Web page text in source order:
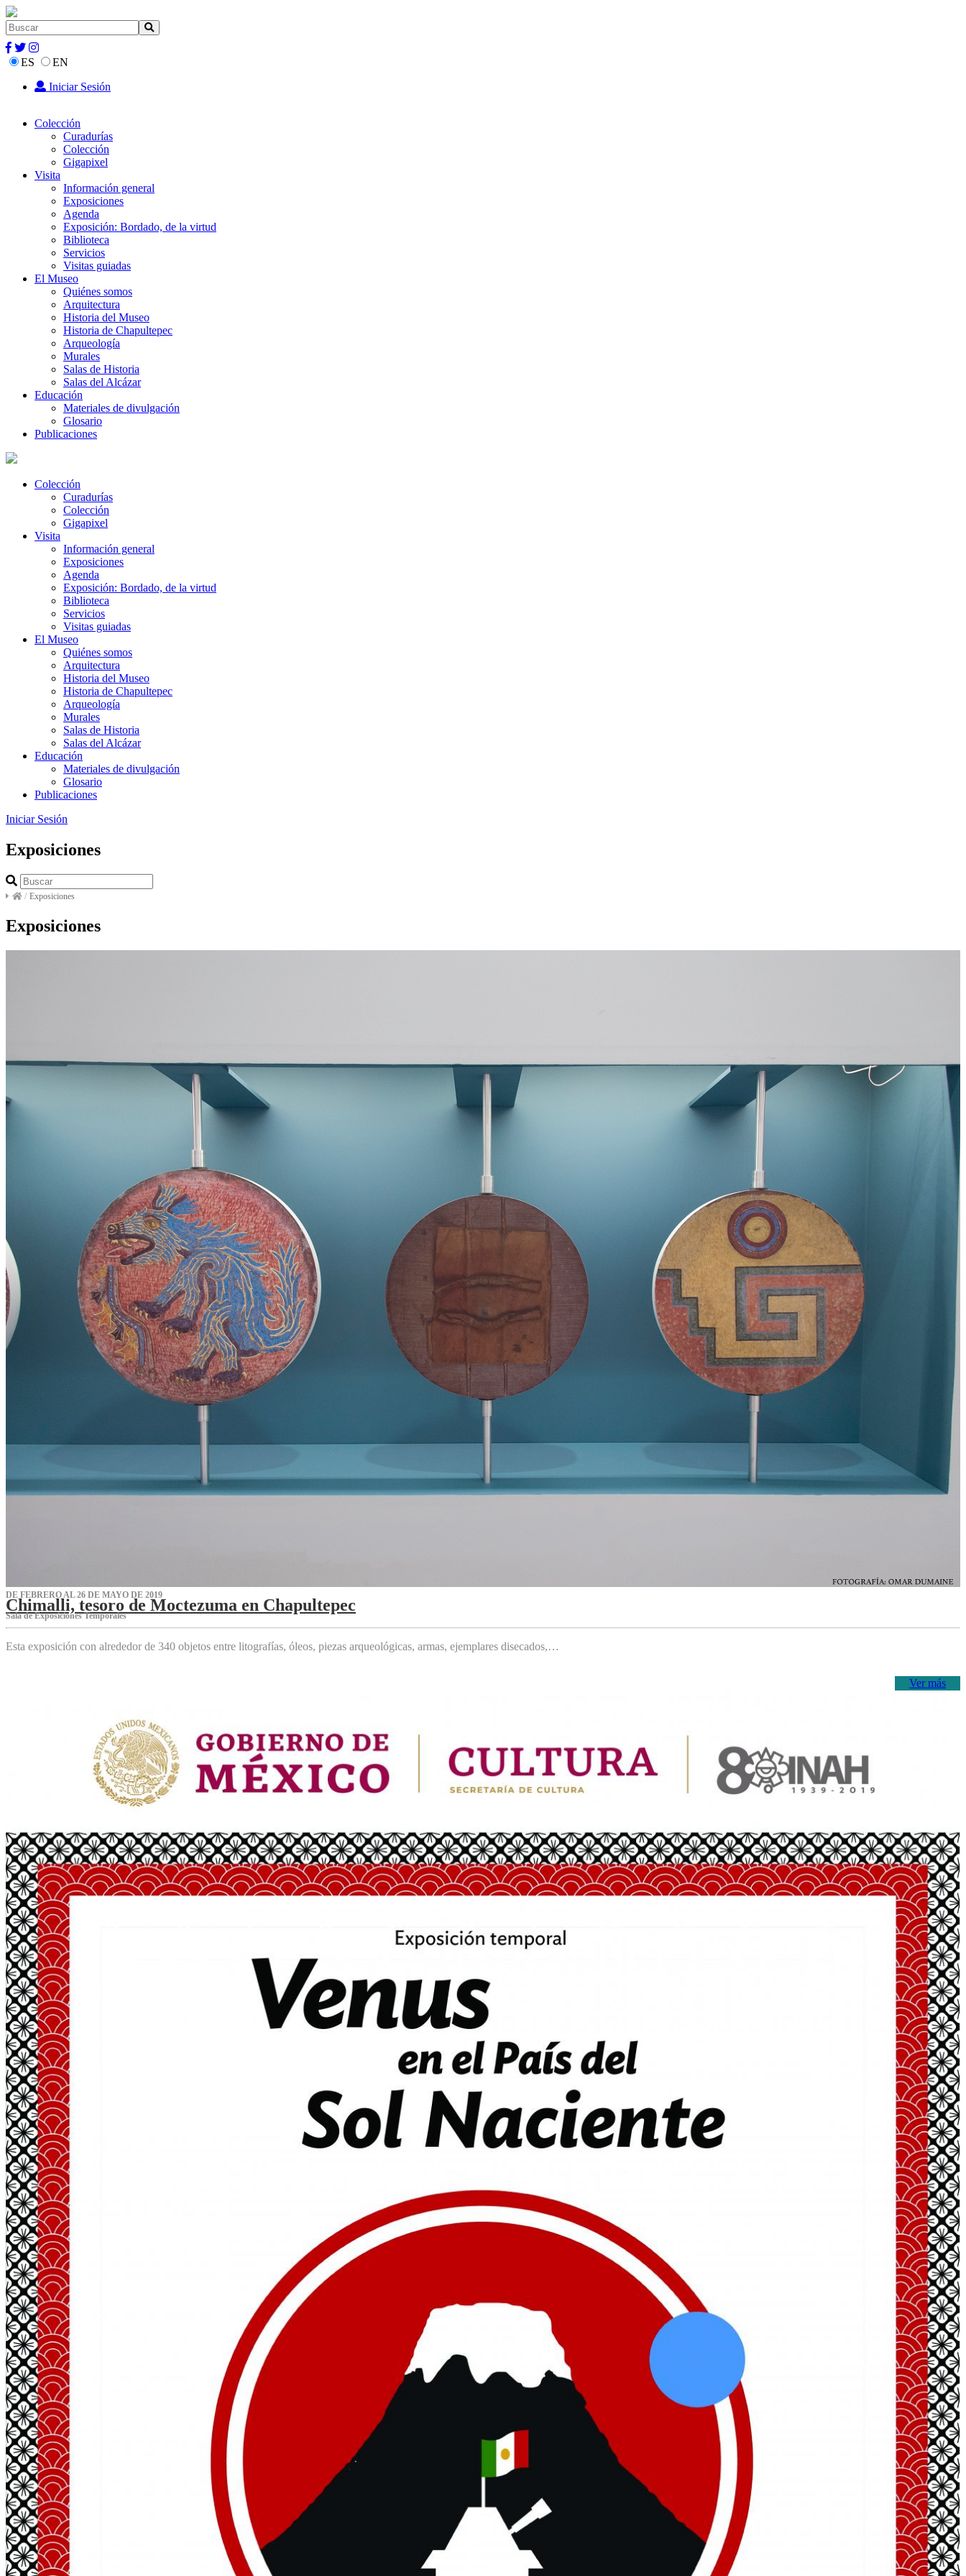
ES
EN
Iniciar Sesión
Colección
Curadurías
Colección
Gigapixel
Visita
Información general
Exposiciones
Agenda
Exposición: Bordado, de la virtud
Biblioteca
Servicios
Visitas guiadas
El Museo
Quiénes somos
Arquitectura
Historia del Museo
Historia de Chapultepec
Arqueología
Murales
Salas de Historia
Salas del Alcázar
Educación
Materiales de divulgación
Glosario
Publicaciones
Colección
Curadurías
Colección
Gigapixel
Visita
Información general
Exposiciones
Agenda
Exposición: Bordado, de la virtud
Biblioteca
Servicios
Visitas guiadas
El Museo
Quiénes somos
Arquitectura
Historia del Museo
Historia de Chapultepec
Arqueología
Murales
Salas de Historia
Salas del Alcázar
Educación
Materiales de divulgación
Glosario
Publicaciones
Iniciar Sesión
Exposiciones
/ Exposiciones
Exposiciones
DE FEBRERO AL 26 DE MAYO DE 2019
Chimalli, tesoro de Moctezuma en Chapultepec
Sala de Exposiciones Temporales
Esta exposición con alrededor de 340 objetos entre litografías, óleos, piezas arqueológicas, armas, ejemplares disecados,…
Ver más